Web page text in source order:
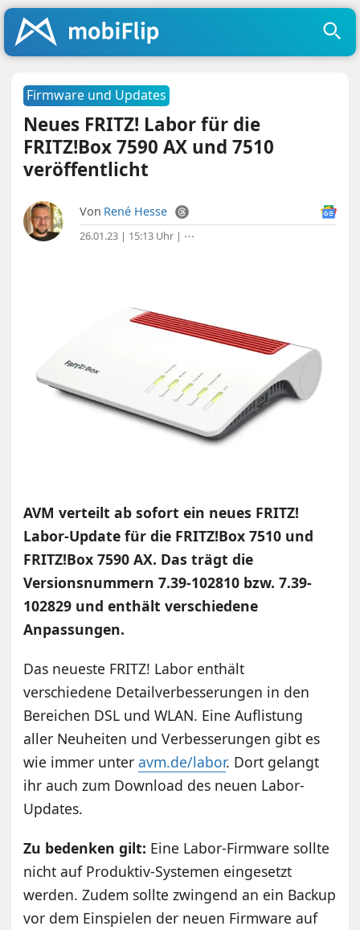
Firmware und Updates
Neues FRITZ! Labor für die
FRITZ!Box 7590 AX und 7510
veröffentlicht
Von René Hesse
26.01.23 | 15:13 Uhr | ⋯
AVM verteilt ab sofort ein neues FRITZ!
Labor-Update für die FRITZ!Box 7510 und
FRITZ!Box 7590 AX. Das trägt die
Versionsnummern 7.39-102810 bzw. 7.39-
102829 und enthält verschiedene
Anpassungen.
Das neueste FRITZ! Labor enthält
verschiedene Detailverbesserungen in den
Bereichen DSL und WLAN. Eine Auflistung
aller Neuheiten und Verbesserungen gibt es
wie immer unteravm.de/labor. Dort gelangt
ihr auch zum Download des neuen Labor-
Updates.
Zu bedenken gilt: Eine Labor-Firmware sollte
nicht auf Produktiv-Systemen eingesetzt
werden. Zudem sollte zwingend an ein Backup
vor dem Einspielen der neuen Firmware auf